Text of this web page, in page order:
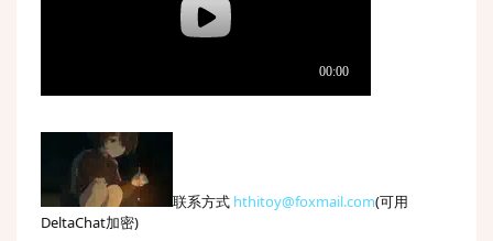
联系方式 hthitoy@foxmail.com(可用
DeltaChat加密)